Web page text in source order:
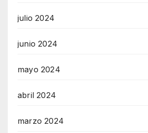
julio 2024
junio 2024
mayo 2024
abril 2024
marzo 2024